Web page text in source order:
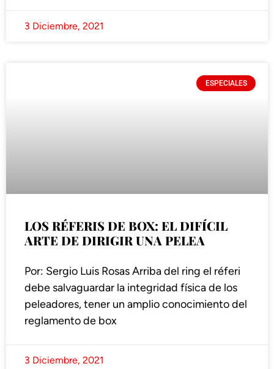
3 Diciembre, 2021
ESPECIALES
LOS RÉFERIS DE BOX: EL DIFÍCIL
ARTE DE DIRIGIR UNA PELEA
Por: Sergio Luis Rosas Arriba del ring el réferi
debe salvaguardar la integridad física de los
peleadores, tener un amplio conocimiento del
reglamento de box
3 Diciembre, 2021